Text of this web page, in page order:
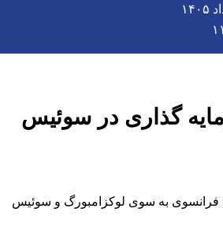
گذاری در سوئیس